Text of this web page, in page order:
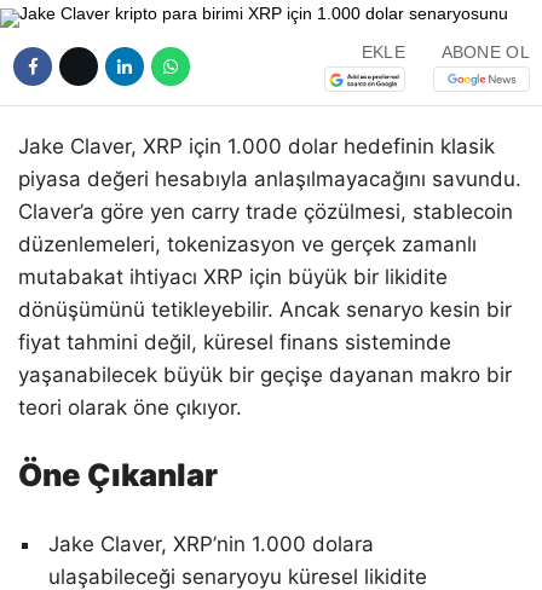
EKLE ABONE OL
Jake Claver, XRP için 1.000 dolar hedefinin klasik
piyasa değeri hesabıyla anlaşılmayacağını savundu.
Claver’a göre yen carry trade çözülmesi, stablecoin
düzenlemeleri, tokenizasyon ve gerçek zamanlı
mutabakat ihtiyacı XRP için büyük bir likidite
dönüşümünü tetikleyebilir. Ancak senaryo kesin bir
fiyat tahmini değil, küresel finans sisteminde
yaşanabilecek büyük bir geçişe dayanan makro bir
teori olarak öne çıkıyor.
Öne Çıkanlar
Jake Claver, XRP’nin 1.000 dolara
ulaşabileceği senaryoyu küresel likidite